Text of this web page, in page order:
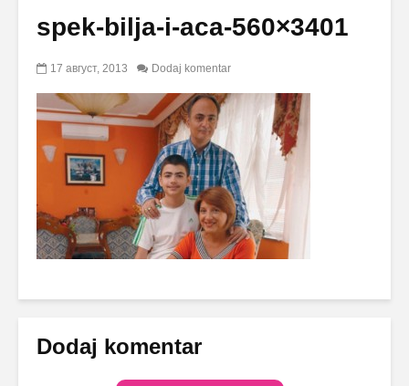
spek-bilja-i-aca-560×3401
17 август, 2013 Dodaj komentar
Dodaj komentar